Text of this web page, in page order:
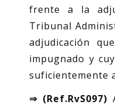
frente a la
Tribunal
adjudicación
impugnado y
suficientemente
⇒ (Ref.RvS097)